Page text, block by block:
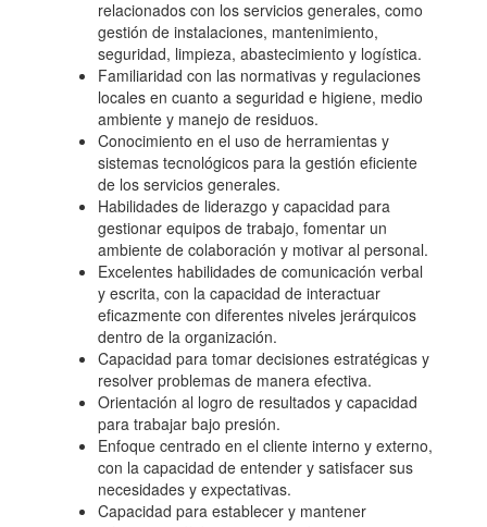
relacionados con los servicios generales, como
gestión de instalaciones, mantenimiento,
seguridad, limpieza, abastecimiento y logística.
Familiaridad con las normativas y regulaciones
locales en cuanto a seguridad e higiene, medio
ambiente y manejo de residuos.
Conocimiento en el uso de herramientas y
sistemas tecnológicos para la gestión eficiente
de los servicios generales.
Habilidades de liderazgo y capacidad para
gestionar equipos de trabajo, fomentar un
ambiente de colaboración y motivar al personal.
Excelentes habilidades de comunicación verbal
y escrita, con la capacidad de interactuar
eficazmente con diferentes niveles jerárquicos
dentro de la organización.
Capacidad para tomar decisiones estratégicas y
resolver problemas de manera efectiva.
Orientación al logro de resultados y capacidad
para trabajar bajo presión.
Enfoque centrado en el cliente interno y externo,
con la capacidad de entender y satisfacer sus
necesidades y expectativas.
Capacidad para establecer y mantener